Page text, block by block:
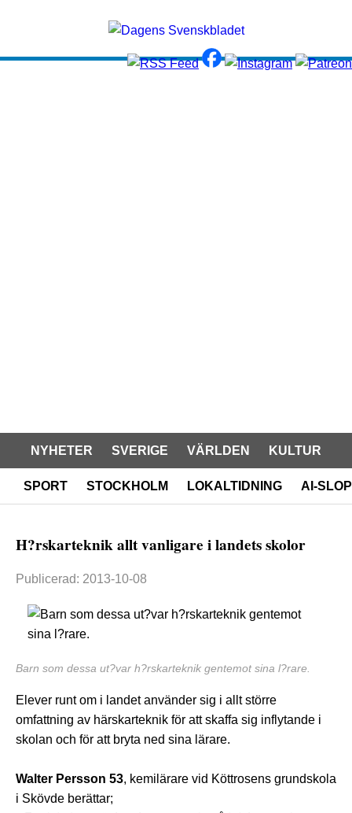
NYHETER SVERIGE VÄRLDEN KULTUR
SPORT STOCKHOLM LOKALTIDNING AI-SLOP
H?rskarteknik allt vanligare i landets skolor
Publicerad: 2013-10-08
Barn som dessa ut?var h?rskarteknik gentemot sina l?rare.
Elever runt om i landet använder sig i allt större
omfattning av härskarteknik för att skaffa sig inflytande i
skolan och för att bryta ned sina lärare.
Walter Persson 53, kemilärare vid Köttrosens grundskola
i Skövde berättar;